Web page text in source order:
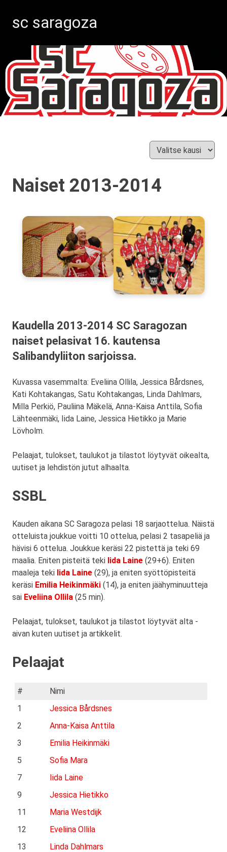
content
sc saragoza
Kristiinankaupungissa
vuodesta
1996
Naiset 2013-2014
Kaudella 2013-2014 SC Saragozan
naiset pelasivat 16. kautensa
Salibandyliiton sarjoissa.
Kuvassa vasemmalta: Eveliina Ollila, Jessica Bårdsnes,
Kati Kohtakangas, Satu Kohtakangas, Linda Dahlmars,
Milla Perkiö, Pauliina Mäkelä, Anna-Kaisa Anttila, Sofia
Lähteenmäki, Iida Laine, Jessica Hietikko ja Marie
Lövholm.
Pelaajat, tulokset, taulukot ja tilastot löytyvät oikealta,
uutiset ja lehdistön jutut alhaalta.
SSBL
Kauden aikana SC Saragoza pelasi 18 sarjaottelua. Näistä
otteluista joukkue voitti 10 ottelua, pelasi 2 tasapeliä ja
hävisi 6 ottelua. Joukkue keräsi 22 pistettä ja teki 69
maalia. Eniten pisteitä teki Iida Laine (29+6). Eniten
maaleja teki Iida Laine (29), ja eniten syöttöpisteitä
keräsi Emilia Heikinmäki (14), ja eniten jäähyminuutteja
sai Eveliina Ollila (25 min).
Pelaajat, tulokset, taulukot ja tilastot löytyvät alta -
aivan kuten uutiset ja artikkelit.
Pelaajat
#
Nimi
1
Jessica Bårdsnes
2
Anna-Kaisa Anttila
3
Emilia Heikinmäki
5
Sofia Mara
7
Iida Laine
9
Jessica Hietikko
11
Maria Westdijk
12
Eveliina Ollila
13
Linda Dahlmars